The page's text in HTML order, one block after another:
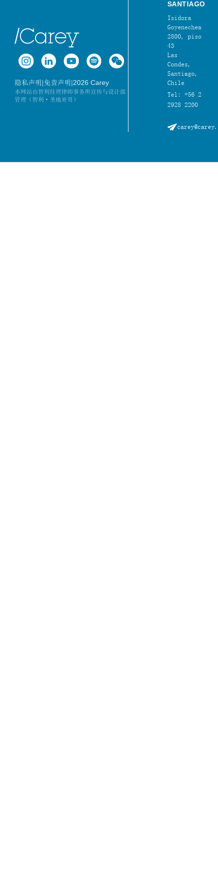
隐私声明|免责声明|2026 Carey
本网站由智利佳理律师事务所宣传与设计部
管理（智利·圣地亚哥）
SANTIAGO
Isidora
Goyenechea
2800, piso
43
Las
Condes,
Santiago,
Chile
Tel: +56 2
2928 2200